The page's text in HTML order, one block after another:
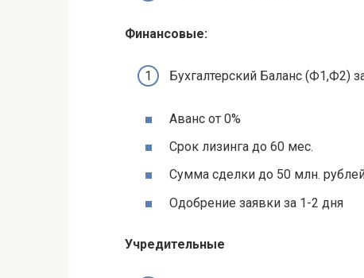
Финансовые:
Бухгалтерский Баланс (Ф1,Ф2)
Аванс от 0%
Срок лизинга до 60 мес.
Сумма сделки до 50 млн.
Одобрение заявки за 1-2 дня
Учредительные